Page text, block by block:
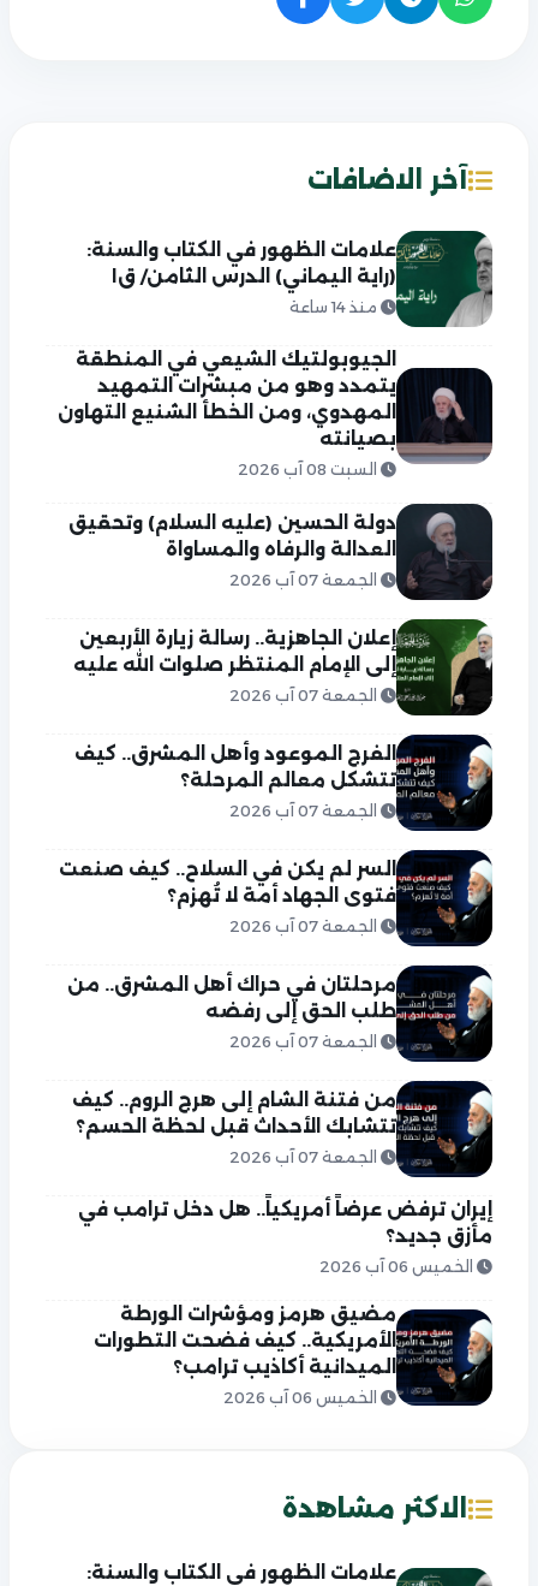
آخر الاضافات
علامات الظهور في الكتاب والسنة:
(راية اليماني) الدرس الثامن/ ق١
منذ 14 ساعة
الجيوبولتيك الشيعي في المنطقة
يتمدد وهو من مبشرات التمهيد
المهدوي، ومن الخطأ الشنيع التهاون
بصيانته
السبت 08 آب 2026
دولة الحسين (عليه السلام) وتحقيق
العدالة والرفاه والمساواة
الجمعة 07 آب 2026
إعلان الجاهزية.. رسالة زيارة الأربعين
إلى الإمام المنتظر صلوات الله عليه
الجمعة 07 آب 2026
الفرج الموعود وأهل المشرق.. كيف
تتشكل معالم المرحلة؟
الجمعة 07 آب 2026
السر لم يكن في السلاح.. كيف صنعت
فتوى الجهاد أمة لا تُهزم؟
الجمعة 07 آب 2026
مرحلتان في حراك أهل المشرق.. من
طلب الحق إلى رفضه
الجمعة 07 آب 2026
من فتنة الشام إلى هرج الروم.. كيف
تتشابك الأحداث قبل لحظة الحسم؟
الجمعة 07 آب 2026
إيران ترفض عرضاً أمريكياً.. هل دخل ترامب في
مأزق جديد؟
الخميس 06 آب 2026
مضيق هرمز ومؤشرات الورطة
الأمريكية.. كيف فضحت التطورات
الميدانية أكاذيب ترامب؟
الخميس 06 آب 2026
الاكثر مشاهدة
علامات الظهور في الكتاب والسنة: